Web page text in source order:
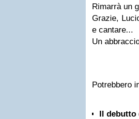
Rimarrà un
Grazie,
e cantare...
Un
Potrebbero
Il debutto